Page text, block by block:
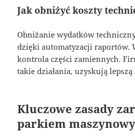
Jak obniżyć koszty
Obniżanie wydatków
dzięki automatyzacji raportów.
kontrola części zamiennych.
takie działania, uzyskują
Kluczowe zasady
parkiem